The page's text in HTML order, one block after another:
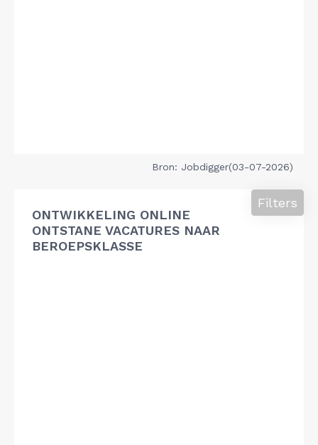
Bron: Jobdigger(03-07-2026)
ONTWIKKELING ONLINE
ONTSTANE VACATURES NAAR
BEROEPSKLASSE
Filters